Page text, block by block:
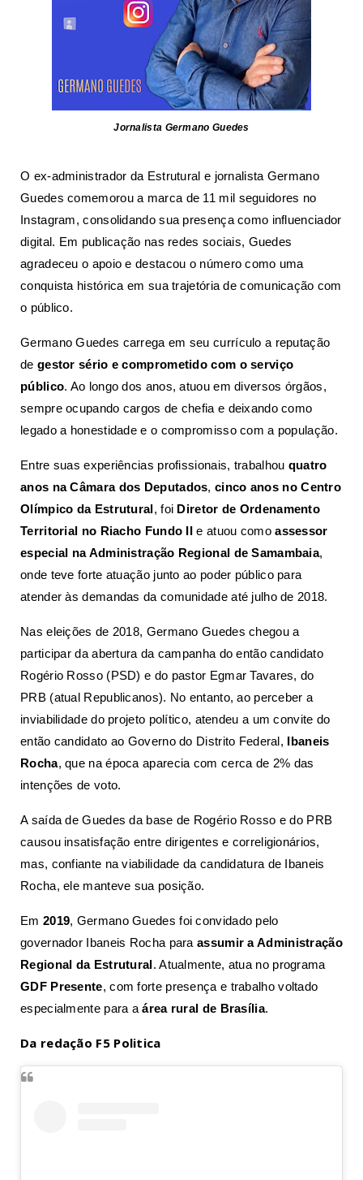
Jornalista Germano Guedes
O ex-administrador da Estrutural e jornalista Germano
Guedes comemorou a marca de 11 mil seguidores no
Instagram, consolidando sua presença como influenciador
digital. Em publicação nas redes sociais, Guedes
agradeceu o apoio e destacou o número como uma
conquista histórica em sua trajetória de comunicação com
o público.
Germano Guedes carrega em seu currículo a reputação
de gestor sério e comprometido com o serviço
público. Ao longo dos anos, atuou em diversos órgãos,
sempre ocupando cargos de chefia e deixando como
legado a honestidade e o compromisso com a população.
Entre suas experiências profissionais, trabalhou quatro
anos na Câmara dos Deputados,cinco anos no Centro
Olímpico da Estrutural, foi Diretor de Ordenamento
Territorial no Riacho Fundo II e atuou comoassessor
especial na Administração Regional de Samambaia,
onde teve forte atuação junto ao poder público para
atender às demandas da comunidade até julho de 2018.
Nas eleições de 2018, Germano Guedes chegou a
participar da abertura da campanha do então candidato
Rogério Rosso (PSD) e do pastor Egmar Tavares, do
PRB (atual Republicanos). No entanto, ao perceber a
inviabilidade do projeto político, atendeu a um convite do
então candidato ao Governo do Distrito Federal, Ibaneis
Rocha, que na época aparecia com cerca de 2% das
intenções de voto.
A saída de Guedes da base de Rogério Rosso e do PRB
causou insatisfação entre dirigentes e correligionários,
mas, confiante na viabilidade da candidatura de Ibaneis
Rocha, ele manteve sua posição.
Em 2019, Germano Guedes foi convidado pelo
governador Ibaneis Rocha paraassumir a Administração
Regional da Estrutural. Atualmente, atua no programa
GDF Presente, com forte presença e trabalho voltado
especialmente para aárea rural de Brasília.
Da redação F5 Politica